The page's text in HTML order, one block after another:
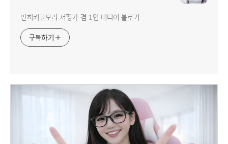
반히키코모리 서평가 겸 1인 미디어 블로거
구독하기